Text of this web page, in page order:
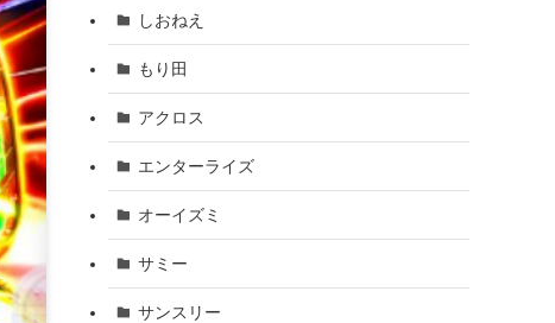
しおねえ
もり田
アクロス
エンターライズ
オーイズミ
サミー
サンスリー